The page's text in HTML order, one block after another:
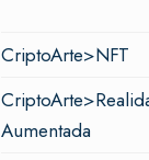
CriptoArte>NFT
Aumentada